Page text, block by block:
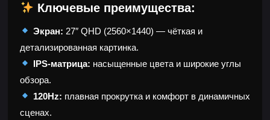
Ключевые преимущества:
Экран: 27″ QHD (2560×1440) — чёткая и
детализированная картинка.
IPS-матрица: насыщенные цвета и широкие углы
обзора.
120Hz: плавная прокрутка и комфорт в динамичных
сценах.